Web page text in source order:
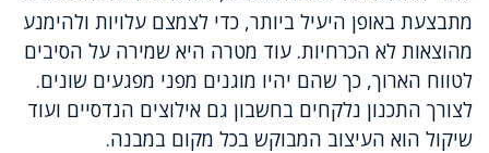
מתבצעת באופן היעיל ביותר, כדי לצמצם עלויות ולהימנע
מהוצאות לא הכרחיות. עוד מטרה היא שמירה על הסיבים
לטווח הארוך, כך שהם יהיו מוגנים מפני מפגעים שונים.
לצורך התכנון נלקחים בחשבון גם אילוצים הנדסיים ועוד
שיקול הוא העיצוב המבוקש בכל מקום במבנה.